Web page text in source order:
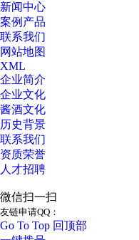
新闻中心
案例产品
联系我们
网站地图
XML
企业简介
企业文化
酱酒文化
历史背景
联系我们
资质荣誉
人才招聘
微信扫一扫
友链申请QQ：
Go To Top 回顶部